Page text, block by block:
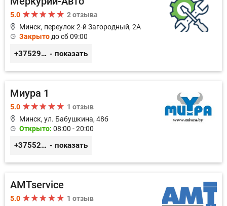
5.0
2 отзыва
Минск, переулок 2-й Загородный, 2А
Закрытодо сб 09:00
+375291151118 - показать
Миура 1
5.0
1 отзыв
Минск, ул. Бабушкина, 48б
Открыто: 08:00 - 20:00
+3755296691111 - показать
AMTservice
5.0
1 отзыв